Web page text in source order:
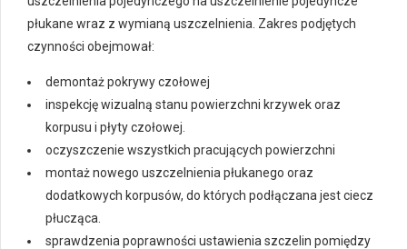
płukane wraz z wymianą uszczelnienia. Zakres podjętych
czynności obejmował:
demontaż pokrywy czołowej
inspekcję wizualną stanu powierzchni krzywek oraz
korpusu i płyty czołowej.
oczyszczenie wszystkich pracujących powierzchni
montaż nowego uszczelnienia płukanego oraz
dodatkowych korpusów, do których podłączana jest ciecz
płucząca.
sprawdzenia poprawności ustawienia szczelin pomiędzy